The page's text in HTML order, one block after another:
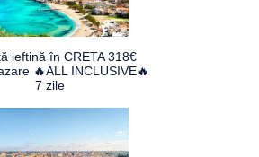
ieftină în CRETA 318€
🔥ALL INCLUSIVE🔥
7 zile